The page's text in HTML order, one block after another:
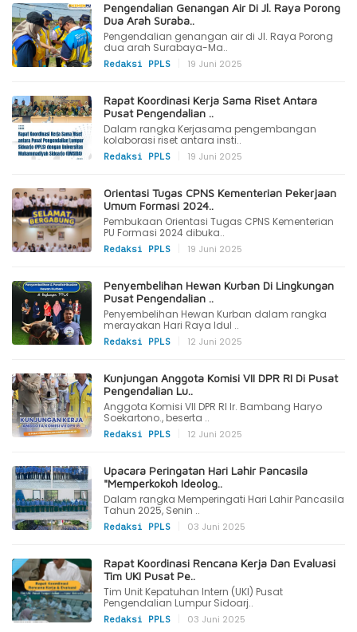
Pengendalian Genangan Air Di Jl. Raya Porong
Dua Arah Suraba..
Pengendalian genangan air di Jl. Raya Porong
dua arah Surabaya-Ma..
Redaksi PPLS 19 Juni 2025
Rapat Koordinasi Kerja Sama Riset Antara
Pusat Pengendalian ..
Dalam rangka Kerjasama pengembangan
kolaborasi riset antara insti..
Redaksi PPLS 19 Juni 2025
Orientasi Tugas CPNS Kementerian Pekerjaan
Umum Formasi 2024..
Pembukaan Orientasi Tugas CPNS Kementerian
PU Formasi 2024 dibuka..
Redaksi PPLS 19 Juni 2025
Penyembelihan Hewan Kurban Di Lingkungan
Pusat Pengendalian ..
Penyembelihan Hewan Kurban dalam rangka
merayakan Hari Raya Idul ..
Redaksi PPLS 12 Juni 2025
Kunjungan Anggota Komisi VII DPR RI Di Pusat
Pengendalian Lu..
Anggota Komisi VII DPR RI Ir. Bambang Haryo
Soekartono., beserta ..
Redaksi PPLS 12 Juni 2025
Upacara Peringatan Hari Lahir Pancasila
"Memperkokoh Ideolog..
Dalam rangka Memperingati Hari Lahir Pancasila
Tahun 2025, Senin ..
Redaksi PPLS 03 Juni 2025
Rapat Koordinasi Rencana Kerja Dan Evaluasi
Tim UKI Pusat Pe..
Tim Unit Kepatuhan Intern (UKI) Pusat
Pengendalian Lumpur Sidoarj..
Redaksi PPLS 03 Juni 2025